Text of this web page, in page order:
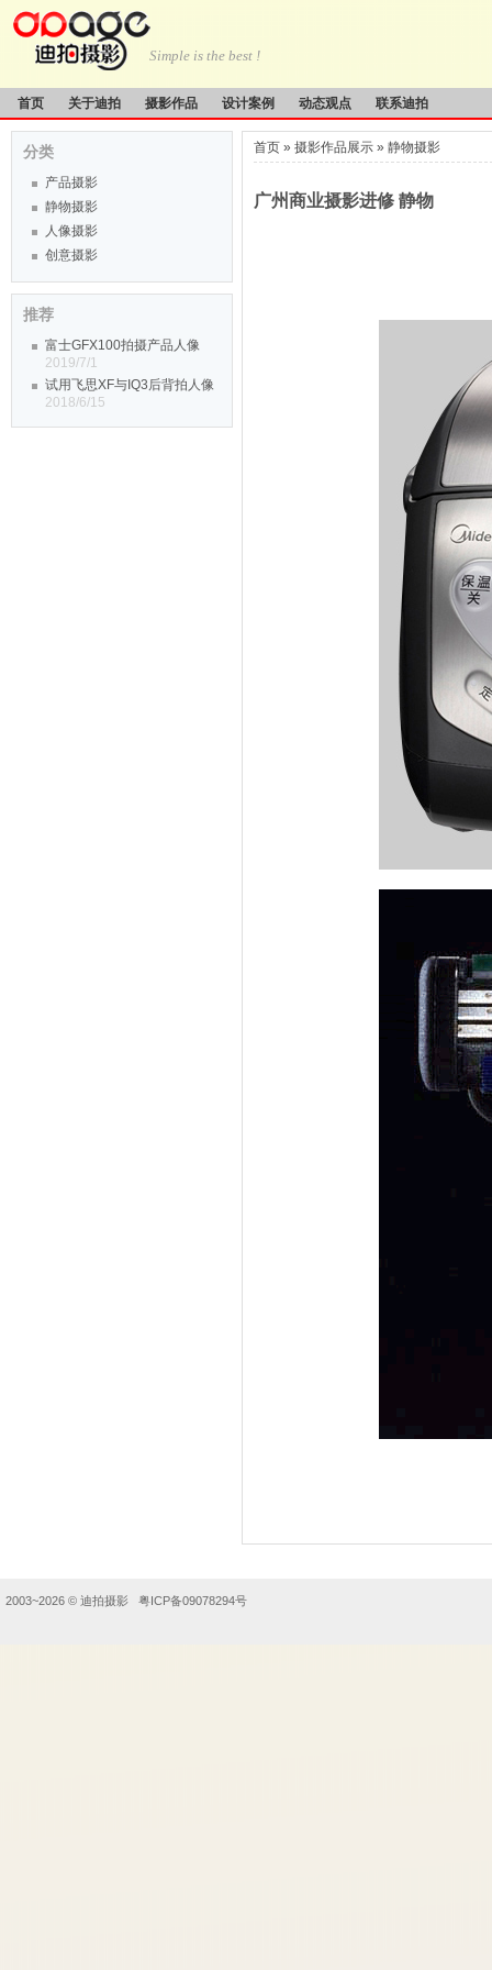
Simple is the best !
首页 关于迪拍 摄影作品 设计案例 动态观点 联系迪拍
分类
产品摄影
静物摄影
人像摄影
创意摄影
推荐
富士GFX100拍摄产品人像
2019/7/1
试用飞思XF与IQ3后背拍人像
2018/6/15
首页 » 摄影作品展示 » 静物摄影
广州商业摄影进修 静物
2003~2026 © 迪拍摄影 粤ICP备09078294号